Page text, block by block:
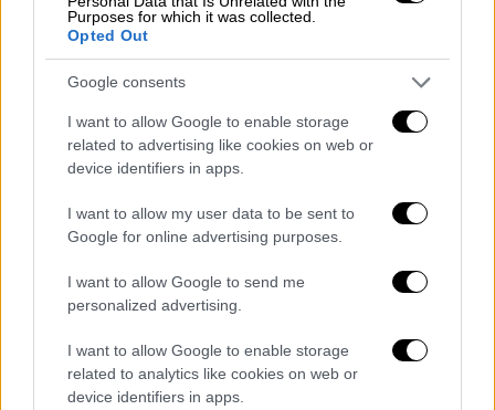
Purposes for which it was collected.
Opted Out
Google consents
I want to allow Google to enable storage
related to advertising like cookies on web or
device identifiers in apps.
I want to allow my user data to be sent to
Google for online advertising purposes.
I want to allow Google to send me
personalized advertising.
I want to allow Google to enable storage
related to analytics like cookies on web or
device identifiers in apps.
επανάληψη αυτών τωνσυσχετισμών
επόμενη εκλογική αναμέτρησηστις 25 του
Ιούνη.
Σε ό,τι αφορά τις πληγές της κοινωνίας θα
ασχοληθούμε, οιπληγές είναι δεδομένες για
όμως άλλη επιλογή: Νασταθούμε στα πόδια
Όπως γνωρίζετε, οι νίκες έχουν πολλούς
πατεράδες, αλλά οιήττες έχουν πάντα έναν
Προσωπικά αναλαμβάνω ακέραια την ευθύνη
γι' αυτό το αποτέλεσμα. Αλλά στο δικό μου